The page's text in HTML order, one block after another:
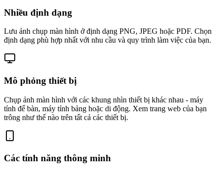
Nhiều định dạng
Lưu ảnh chụp màn hình ở định dạng PNG, JPEG hoặc PDF. Chọn
định dạng phù hợp nhất với nhu cầu và quy trình làm việc của bạn.
Mô phỏng thiết bị
Chụp ảnh màn hình với các khung nhìn thiết bị khác nhau - máy
tính để bàn, máy tính bảng hoặc di động. Xem trang web của bạn
trông như thế nào trên tất cả các thiết bị.
Các tính năng thông minh